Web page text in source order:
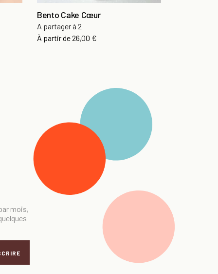
Bento Cake Cœur
A partager à 2
À partir de26,00 €
mois,